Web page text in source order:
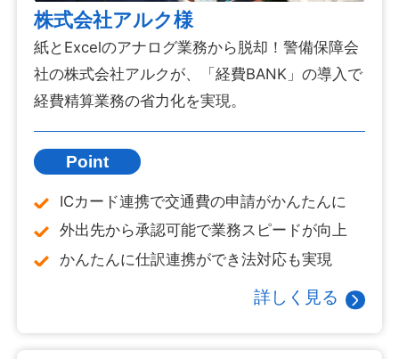
株式会社アルク様
紙とExcelのアナログ業務から脱却！警備保障会
社の株式会社アルクが、「経費BANK」の導入で
経費精算業務の省力化を実現。
Point
ICカード連携で交通費の申請がかんたんに
外出先から承認可能で業務スピードが向上
かんたんに仕訳連携ができ法対応も実現
詳しく見る